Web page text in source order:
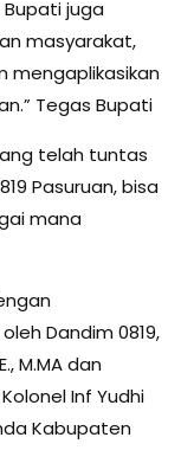
juga
masyarakat,
mengaplikasikan
Tegas Bupati
telah tuntas
Pasuruan, bisa
mana
Dandim 0819,
M.MA dan
Inf Yudhi
Kabupaten